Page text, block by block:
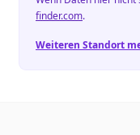
finder.com.
Weiteren Standort